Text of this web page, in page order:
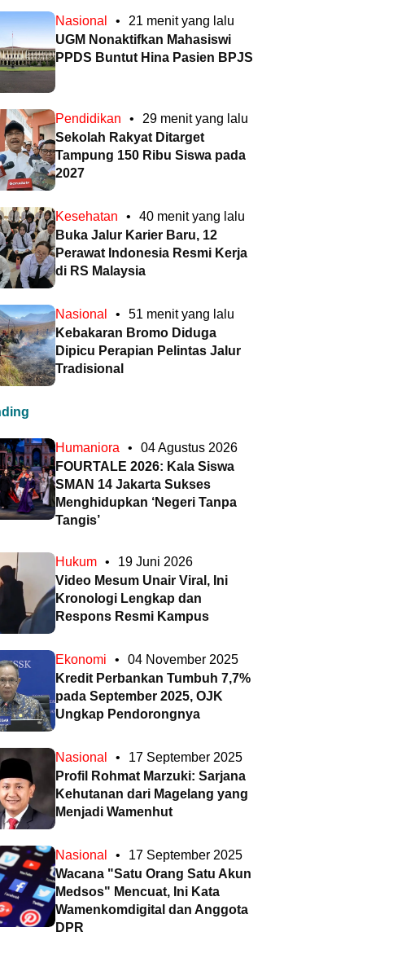
Nasional •
21 menit yang lalu
UGM Nonaktifkan Mahasiswi
PPDS Buntut Hina Pasien BPJS
Pendidikan •
29 menit yang lalu
Sekolah Rakyat Ditarget
Tampung 150 Ribu Siswa pada
2027
Kesehatan •
40 menit yang lalu
Buka Jalur Karier Baru, 12
Perawat Indonesia Resmi Kerja
di RS Malaysia
Nasional •
51 menit yang lalu
Kebakaran Bromo Diduga
Dipicu Perapian Pelintas Jalur
Tradisional
Humaniora •
04 Agustus 2026
FOURTALE 2026: Kala Siswa
SMAN 14 Jakarta Sukses
Menghidupkan ‘Negeri Tanpa
Tangis’
Hukum •
19 Juni 2026
Video Mesum Unair Viral, Ini
Kronologi Lengkap dan
Respons Resmi Kampus
Ekonomi •
04 November 2025
Kredit Perbankan Tumbuh 7,7%
pada September 2025, OJK
Ungkap Pendorongnya
Nasional •
17 September 2025
Profil Rohmat Marzuki: Sarjana
Kehutanan dari Magelang yang
Menjadi Wamenhut
Nasional •
17 September 2025
Wacana "Satu Orang Satu Akun
Medsos" Mencuat, Ini Kata
Wamenkomdigital dan Anggota
DPR